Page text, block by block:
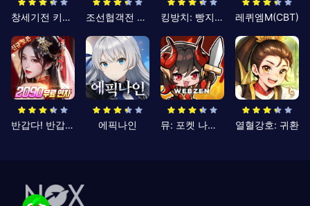
창세기전 키우기 조선협객전 클래식 킹방치: 빵지의 제왕 레퀴엠M(CBT)
반갑다! 반갑삼국지 에픽나인 뮤: 포켓 나이츠 열혈강호: 귀환